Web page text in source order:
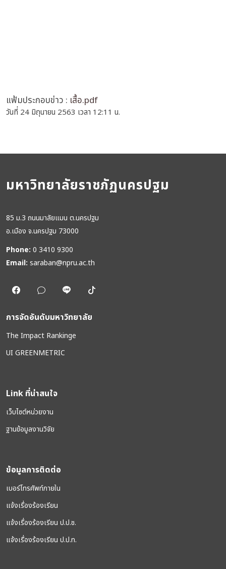
แฟ้มประกอบข่าว : เสื้อ.pdf
วันที่ 24 มิถุนายน 2563 เวลา 12:11 น.
มหาวิทยาลัยราชภัฏนครปฐม
85 ม.3 ถนนมาลัยแมน ต.นครปฐม
อ.เมือง จ.นครปฐม 73000
Phone: 0 3410 9300
Email: saraban@npru.ac.th
การจัดอันดับมหาวิทยาลัย
The Impact Rankinge
UI GREENMETRIC
Link ที่น่าสนใจ
เว็บไซต์หน่วยงาน
ฐานข้อมูลงานวิจัย
ข้อมูลการติดต่อ
เบอร์โทรศัพท์ภายใน
แจ้งเรื่องร้องเรียน
แจ้งเรื่องร้องเรียน ป.ป.ช.
แจ้งเรื่องร้องเรียน ป.ป.ท.